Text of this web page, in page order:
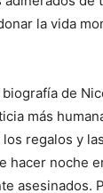
la vida
de
más
regalos y
hacer noche
asesinados.